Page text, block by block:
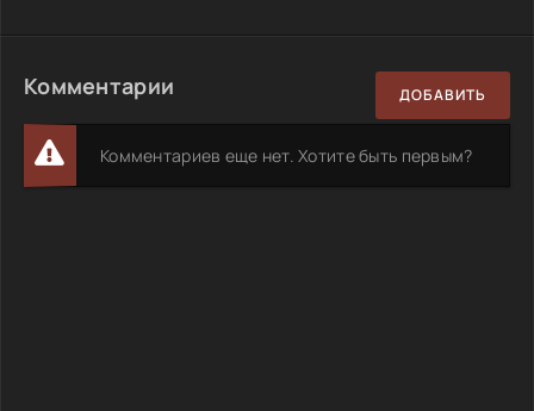
Комментарии ДОБАВИТЬ
Комментариев еще нет. Хотите быть первым?